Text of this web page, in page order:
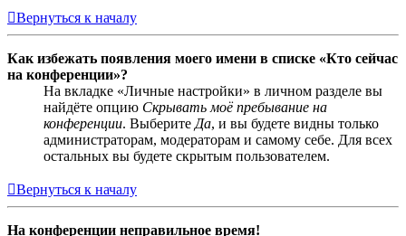
Вернуться к началу
Как избежать появления моего имени в списке «Кто сейчас
на конференции»?
На вкладке «Личные настройки» в личном разделе вы
найдёте опцию Скрывать моё пребывание на
конференции. Выберите Да, и вы будете видны только
администраторам, модераторам и самому себе. Для всех
остальных вы будете скрытым пользователем.
Вернуться к началу
На конференции неправильное время!